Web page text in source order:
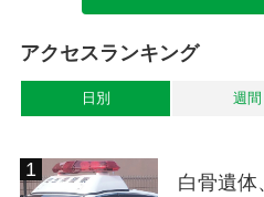
アクセスランキング
日別 週間
白骨遺体